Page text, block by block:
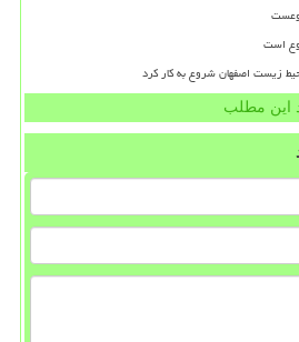
است
زیست اصفهان شروع به کار کرد
این مطلب